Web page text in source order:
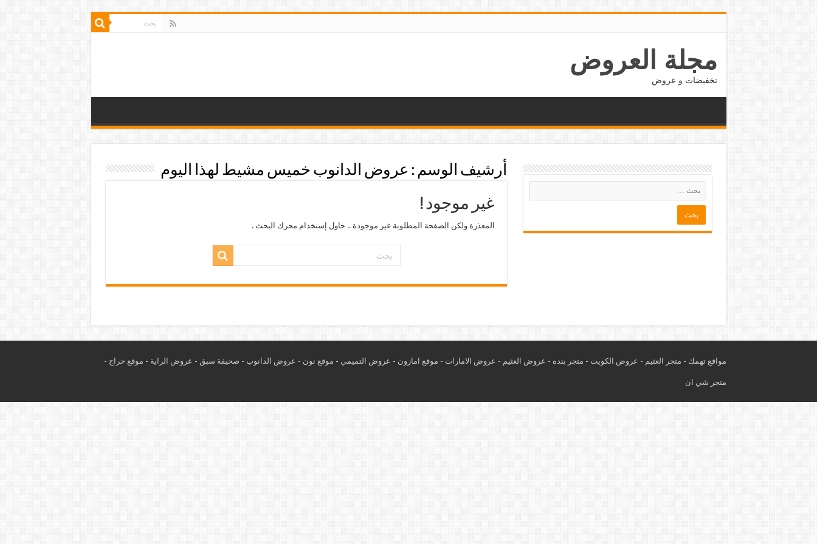
مجلة العروض
تخفيضات و عروض
أرشيف الوسم : عروض الدانوب خميس مشيط لهذا اليوم
غير موجود !
المعذرة ولكن الصفحة المطلوبة غير موجودة .. حاول إستخدام محرك البحث .
مواقع تهمك - متجر العثيم - عروض الكويت - متجر بنده - عروض العثيم - عروض الامارات - موقع امازون - عروض التميمي - موقع نون - عروض الدانوب - صحيفة سبق - عروض الراية - موقع حراج -
متجر شي ان